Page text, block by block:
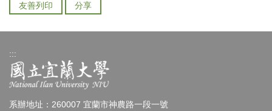
友善列印 分享
:::
系辦地址：260007 宜蘭市神農路一段一號